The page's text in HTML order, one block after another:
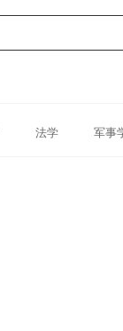
法学 军事